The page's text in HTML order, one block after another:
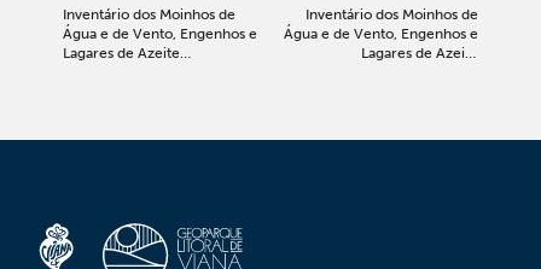
Inventário dos Moinhos de
Água e de Vento, Engenhos e
Lagares de Azeite
Inventário dos Moinhos de
Água e de Vento, Engenhos e
Lagares de Azeite